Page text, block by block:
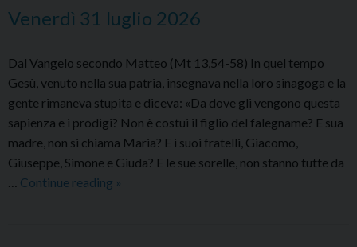
2026
Venerdì 31 luglio 2026
Dal Vangelo secondo Matteo (Mt 13,54-58) In quel tempo
Gesù, venuto nella sua patria, insegnava nella loro sinagoga e la
gente rimaneva stupita e diceva: «Da dove gli vengono questa
sapienza e i prodigi? Non è costui il figlio del falegname? E sua
madre, non si chiama Maria? E i suoi fratelli, Giacomo,
Giuseppe, Simone e Giuda? E le sue sorelle, non stanno tutte da
Continue reading Commento
»